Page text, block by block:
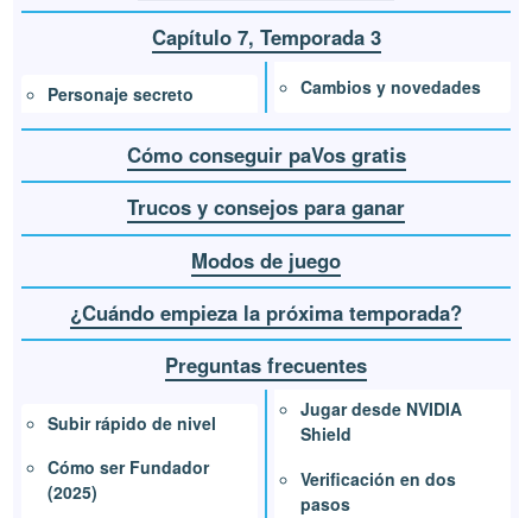
Capítulo 7, Temporada 3
Personaje secreto Cambios y novedades
Cómo conseguir paVos gratis
Trucos y consejos para ganar
Modos de juego
¿Cuándo empieza la próxima temporada?
Preguntas frecuentes
Subir rápido de nivel
Cómo ser Fundador
(2025)
Jugar desde NVIDIA
Shield
Verificación en dos
pasos